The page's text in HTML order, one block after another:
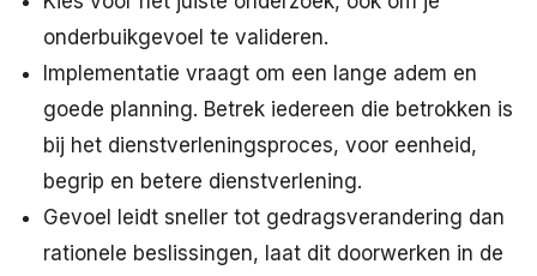
onderbuikgevoel te valideren.
Implementatie vraagt om een lange adem en
goede planning. Betrek iedereen die betrokken is
bij het dienstverleningsproces, voor eenheid,
begrip en betere dienstverlening.
Gevoel leidt sneller tot gedragsverandering dan
rationele beslissingen, laat dit doorwerken in de